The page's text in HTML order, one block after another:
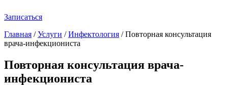
Записаться
Главная /Услуги /Инфектология /Повторная консультация
врача-инфекциониста
Повторная консультация врача-
инфекциониста